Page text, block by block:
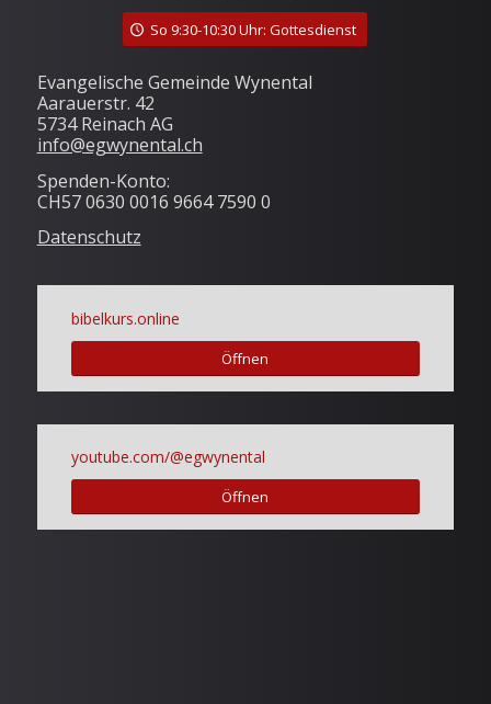
So 9:30-10:30 Uhr: Gottesdienst
Evangelische Gemeinde Wynental
Aarauerstr. 42
5734 Reinach AG
info@egwynental.ch
Spenden-Konto:
CH57 0630 0016 9664 7590 0
Datenschutz
bibelkurs.online
Öffnen
youtube.com/@egwynental
Öffnen